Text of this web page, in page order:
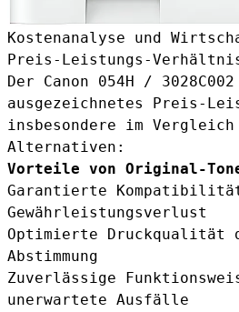
Kostenanalyse und
Preis-Leistungs-
Der Canon 054H /
ausgezeichnetes Preis-
insbesondere im
Alternativen:
Vorteile von Original-
Garantierte
Gewährleistungsverlust
Optimierte Druckqualität
Abstimmung
Zuverlässige
unerwartete Ausfälle